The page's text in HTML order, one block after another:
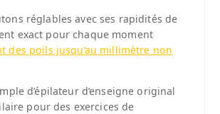
réglables avec ses rapidités de
exact pour chaque moment
des poils jusqu’au millimètre non
d’épilateur d’enseigne original
pour des exercices de